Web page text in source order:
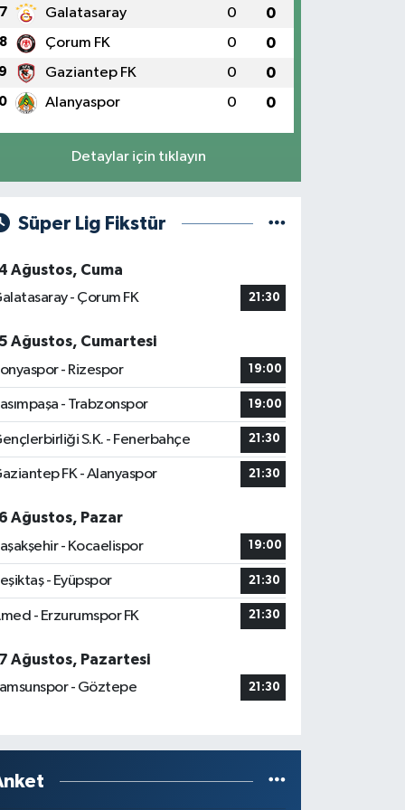
7 Galatasaray 0 0
8 Çorum FK 0 0
9 Gaziantep FK 0 0
Alanyaspor 0 0
Detaylar için tıklayın
Süper Lig Fikstür
Ağustos, Cuma
- Çorum FK
21:30
Ağustos, Cumartesi
- Rizespor
19:00
- Trabzonspor 19:00
S.K. - Fenerbahçe 21:30
FK - Alanyaspor 21:30
Ağustos, Pazar
- Kocaelispor
19:00
- Eyüpspor 21:30
- Erzurumspor FK 21:30
Ağustos, Pazartesi
- Göztepe
21:30